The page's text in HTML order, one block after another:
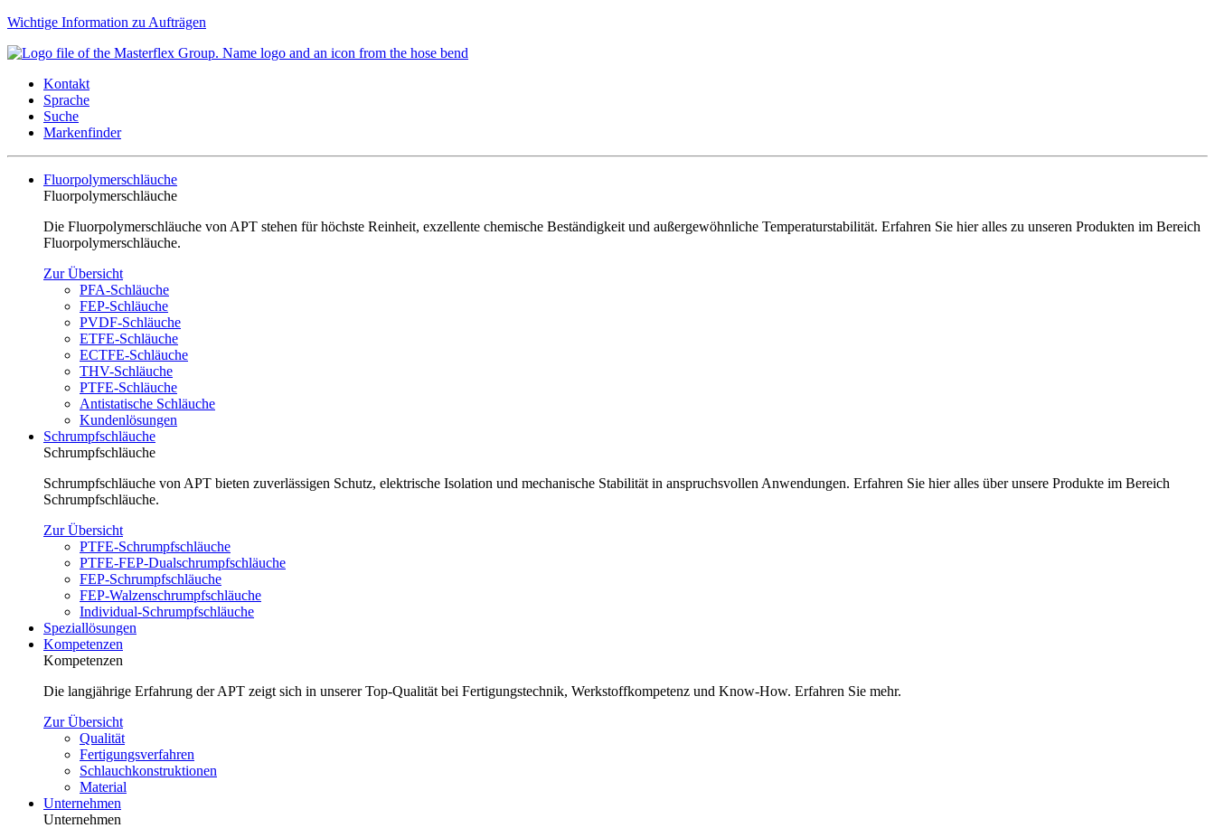
Wichtige Information zu Aufträgen
Kontakt
Sprache
Suche
Markenfinder
Fluorpolymerschläuche
Fluorpolymerschläuche
Die Fluorpolymerschläuche von APT stehen für höchste Reinheit, exzellente chemische Beständigkeit und außergewöhnliche Temperaturstabilität. Erfahren Sie hier alles zu unseren Produkten im Bereich
Fluorpolymerschläuche.
Zur Übersicht
PFA-Schläuche
FEP-Schläuche
PVDF-Schläuche
ETFE-Schläuche
ECTFE-Schläuche
THV-Schläuche
PTFE-Schläuche
Antistatische Schläuche
Kundenlösungen
Schrumpfschläuche
Schrumpfschläuche
Schrumpfschläuche von APT bieten zuverlässigen Schutz, elektrische Isolation und mechanische Stabilität in anspruchsvollen Anwendungen. Erfahren Sie hier alles über unsere Produkte im Bereich
Schrumpfschläuche.
Zur Übersicht
PTFE-Schrumpfschläuche
PTFE-FEP-Dualschrumpfschläuche
FEP-Schrumpfschläuche
FEP-Walzenschrumpfschläuche
Individual-Schrumpfschläuche
Speziallösungen
Kompetenzen
Kompetenzen
Die langjährige Erfahrung der APT zeigt sich in unserer Top-Qualität bei Fertigungstechnik, Werkstoffkompetenz und Know-How. Erfahren Sie mehr.
Zur Übersicht
Qualität
Fertigungsverfahren
Schlauchkonstruktionen
Material
Unternehmen
Unternehmen